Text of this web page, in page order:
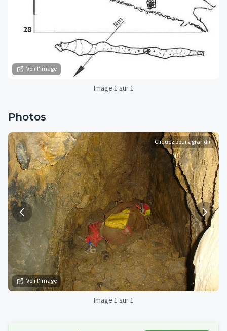
Voir l'image
Image 1 sur 1
Photos
Voir l'image
Cliquez pour agrandir
Image 1 sur 1